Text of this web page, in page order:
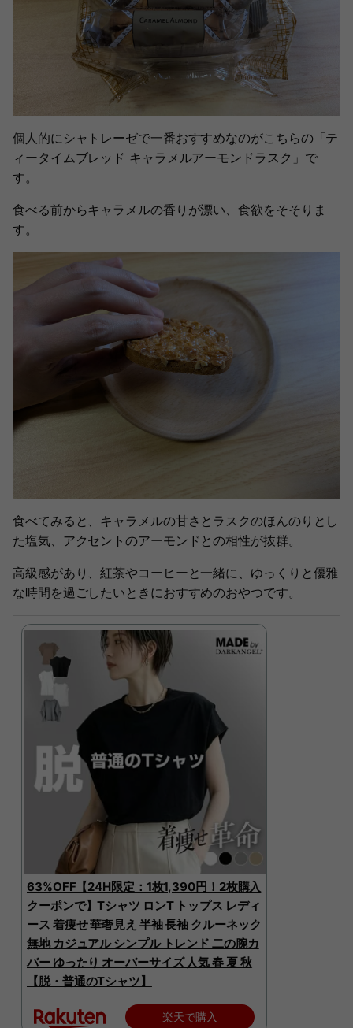
個人的にシャトレーゼで一番おすすめなのがこちらの「テ
ィータイムブレッド キャラメルアーモンドラスク」で
す。
食べる前からキャラメルの香りが漂い、食欲をそそりま
す。
食べてみると、キャラメルの甘さとラスクのほんのりとし
た塩気、アクセントのアーモンドとの相性が抜群。
高級感があり、紅茶やコーヒーと一緒に、ゆっくりと優雅
な時間を過ごしたいときにおすすめのおやつです。
63%OFF【24H限定：1枚1,390円！2枚購入
クーポンで】Tシャツ ロンT トップス レディ
ース 着痩せ 華奢見え 半袖 長袖 クルーネック
無地 カジュアル シンプル トレンド 二の腕カ
バー ゆったり オーバーサイズ 人気 春 夏 秋
【脱・普通のTシャツ】
楽天で購入